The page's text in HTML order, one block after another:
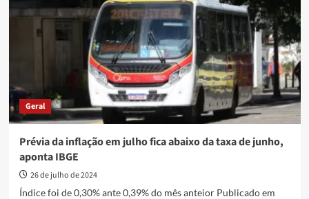
para
0,19%
em
Geral
Prévia da inflação em julho fica abaixo da taxa de junho,
aponta IBGE
26 de julho de 2024
Índice foi de 0,30% ante 0,39% do mês anteior Publicado em